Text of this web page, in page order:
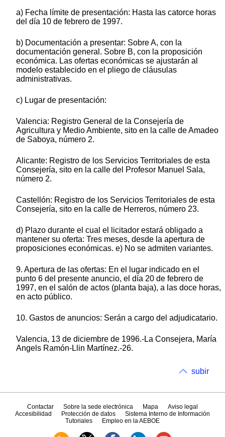
a) Fecha límite de presentación: Hasta las catorce horas
del día 10 de febrero de 1997.
b) Documentación a presentar: Sobre A, con la
documentación general. Sobre B, con la proposición
económica. Las ofertas económicas se ajustarán al
modelo establecido en el pliego de cláusulas
administrativas.
c) Lugar de presentación:
Valencia: Registro General de la Consejería de
Agricultura y Medio Ambiente, sito en la calle de Amadeo
de Saboya, número 2.
Alicante: Registro de los Servicios Territoriales de esta
Consejería, sito en la calle del Profesor Manuel Sala,
número 2.
Castellón: Registro de los Servicios Territoriales de esta
Consejería, sito en la calle de Herreros, número 23.
d) Plazo durante el cual el licitador estará obligado a
mantener su oferta: Tres meses, desde la apertura de
proposiciones económicas. e) No se admiten variantes.
9. Apertura de las ofertas: En el lugar indicado en el
punto 6 del presente anuncio, el día 20 de febrero de
1997, en el salón de actos (planta baja), a las doce horas,
en acto público.
10. Gastos de anuncios: Serán a cargo del adjudicatario.
Valencia, 13 de diciembre de 1996.-La Consejera, María
Angels Ramón-Llin Martínez.-26.
subir
Contactar Sobre la sede electrónica Mapa
Aviso legal
Accesibilidad
Protección de datos
Sistema Interno de Información
Tutoriales
Empleo en la AEBOE